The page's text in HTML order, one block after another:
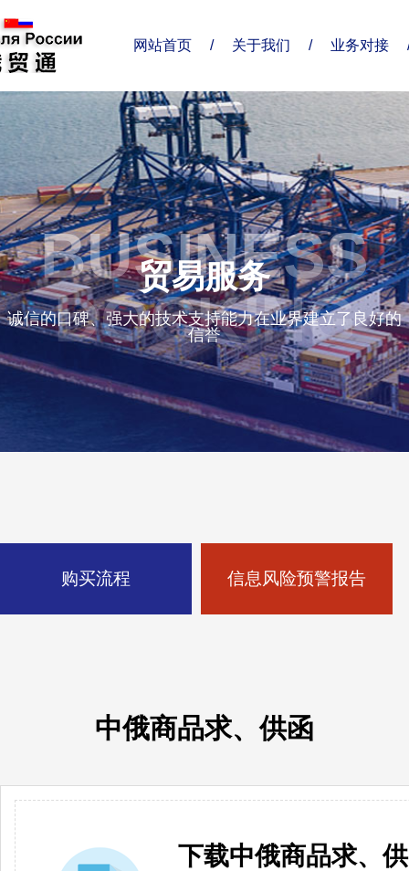
网站首页 / 关于我们 /
关于我们
企业简介 了解俄
精准服务 企业优势
企业形象
业务对接
业务对接
业务范围 合作伙伴
联系我们
联系方式 分支机构
给我留言
BUSINESS
DOCKING
贸易服务
诚信的口碑、强大的技术支持能力在业界建立了良好的
信誉
购买流程 信息风险预警报告
中俄商品求、供函
下载中俄商品求、